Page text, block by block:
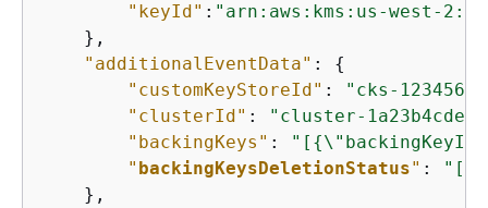
"keyId" : "arn:aws:kms:us-west-
    },
"additionalEventData" : {
"customKeyStoreId" :
"cks-
"clusterId" :
"cluster-
"backingKeys" : "[ {
" backingKeysDeletionStatus" : "[
    },